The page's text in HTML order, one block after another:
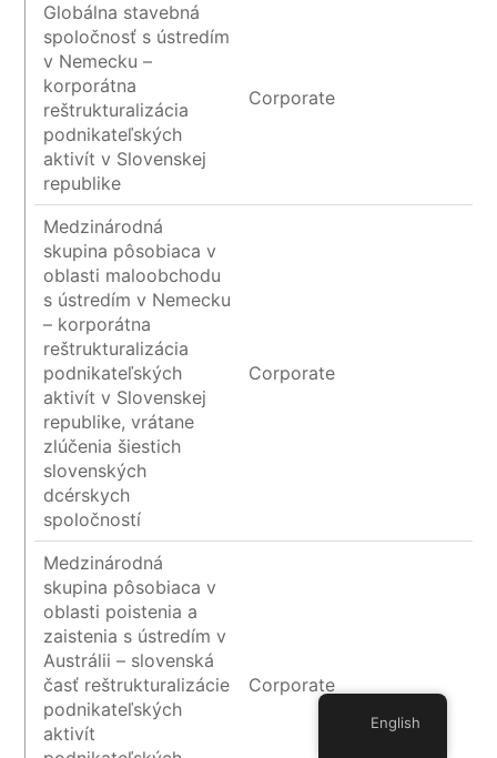
Globálna stavebná
spoločnosť s ústredím
v Nemecku –
korporátna
reštrukturalizácia
podnikateľských
aktivít v Slovenskej
republike
Corporate
Medzinárodná
skupina pôsobiaca v
oblasti maloobchodu
s ústredím v Nemecku
– korporátna
reštrukturalizácia
podnikateľských
aktivít v Slovenskej
republike, vrátane
zlúčenia šiestich
slovenských
dcérskych
spoločností
Corporate
Medzinárodná
skupina pôsobiaca v
oblasti poistenia a
zaistenia s ústredím v
Austrálii – slovenská
časť reštrukturalizácie
podnikateľských
aktivít
Corporate
English